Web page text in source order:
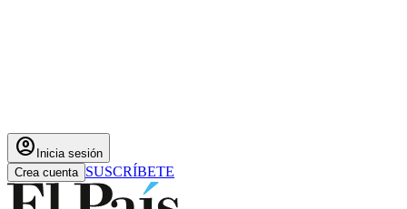
account_circle Inicia sesión
Crea cuenta SUSCRÍBETE